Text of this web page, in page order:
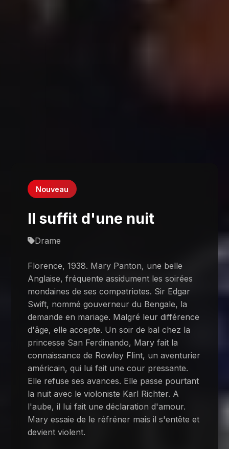
Nouveau
Il suffit d'une nuit
Drame
Florence, 1938. Mary Panton, une belle
Anglaise, fréquente assidument les soirées
mondaines de ses compatriotes. Sir Edgar
Swift, nommé gouverneur du Bengale, la
demande en mariage. Malgré leur différence
d'âge, elle accepte. Un soir de bal chez la
princesse San Ferdinando, Mary fait la
connaissance de Rowley Flint, un aventurier
américain, qui lui fait une cour pressante.
Elle refuse ses avances. Elle passe pourtant
la nuit avec le violoniste Karl Richter. A
l'aube, il lui fait une déclaration d'amour.
Mary essaie de le réfréner mais il s'entête et
devient violent.